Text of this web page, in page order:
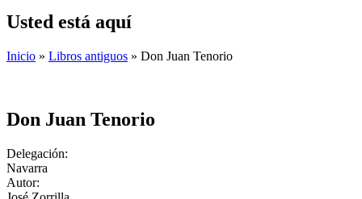
Usted está aquí
Inicio » Libros antiguos » Don Juan Tenorio
Don Juan Tenorio
Delegación:
Navarra
Autor: